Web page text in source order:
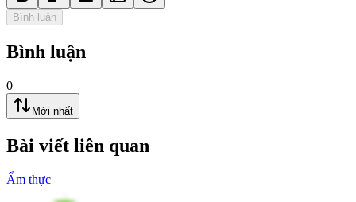
Bình luận
Bình luận
0
Mới nhất
Bài viết liên quan
Ẩm thực